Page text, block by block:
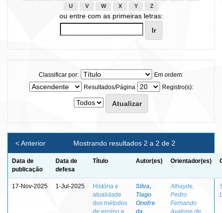
U
V W X Y Z
ou entre com as primeiras letras:
Classificar por:
Em ordem:
Resultados/Página
Registro(s):
Mostrando resultados 2 a 2 de 2
< Anterior
Data de
publicação
Data de
defesa
Título Autor(es) Orientador(es)
17-Nov-2025 1-Jul-2025
História e
atualidade
dos métodos
de ensino e
Silva,
Tiago
Onofre
da
Athayde,
Pedro
Fernando
Avalone de